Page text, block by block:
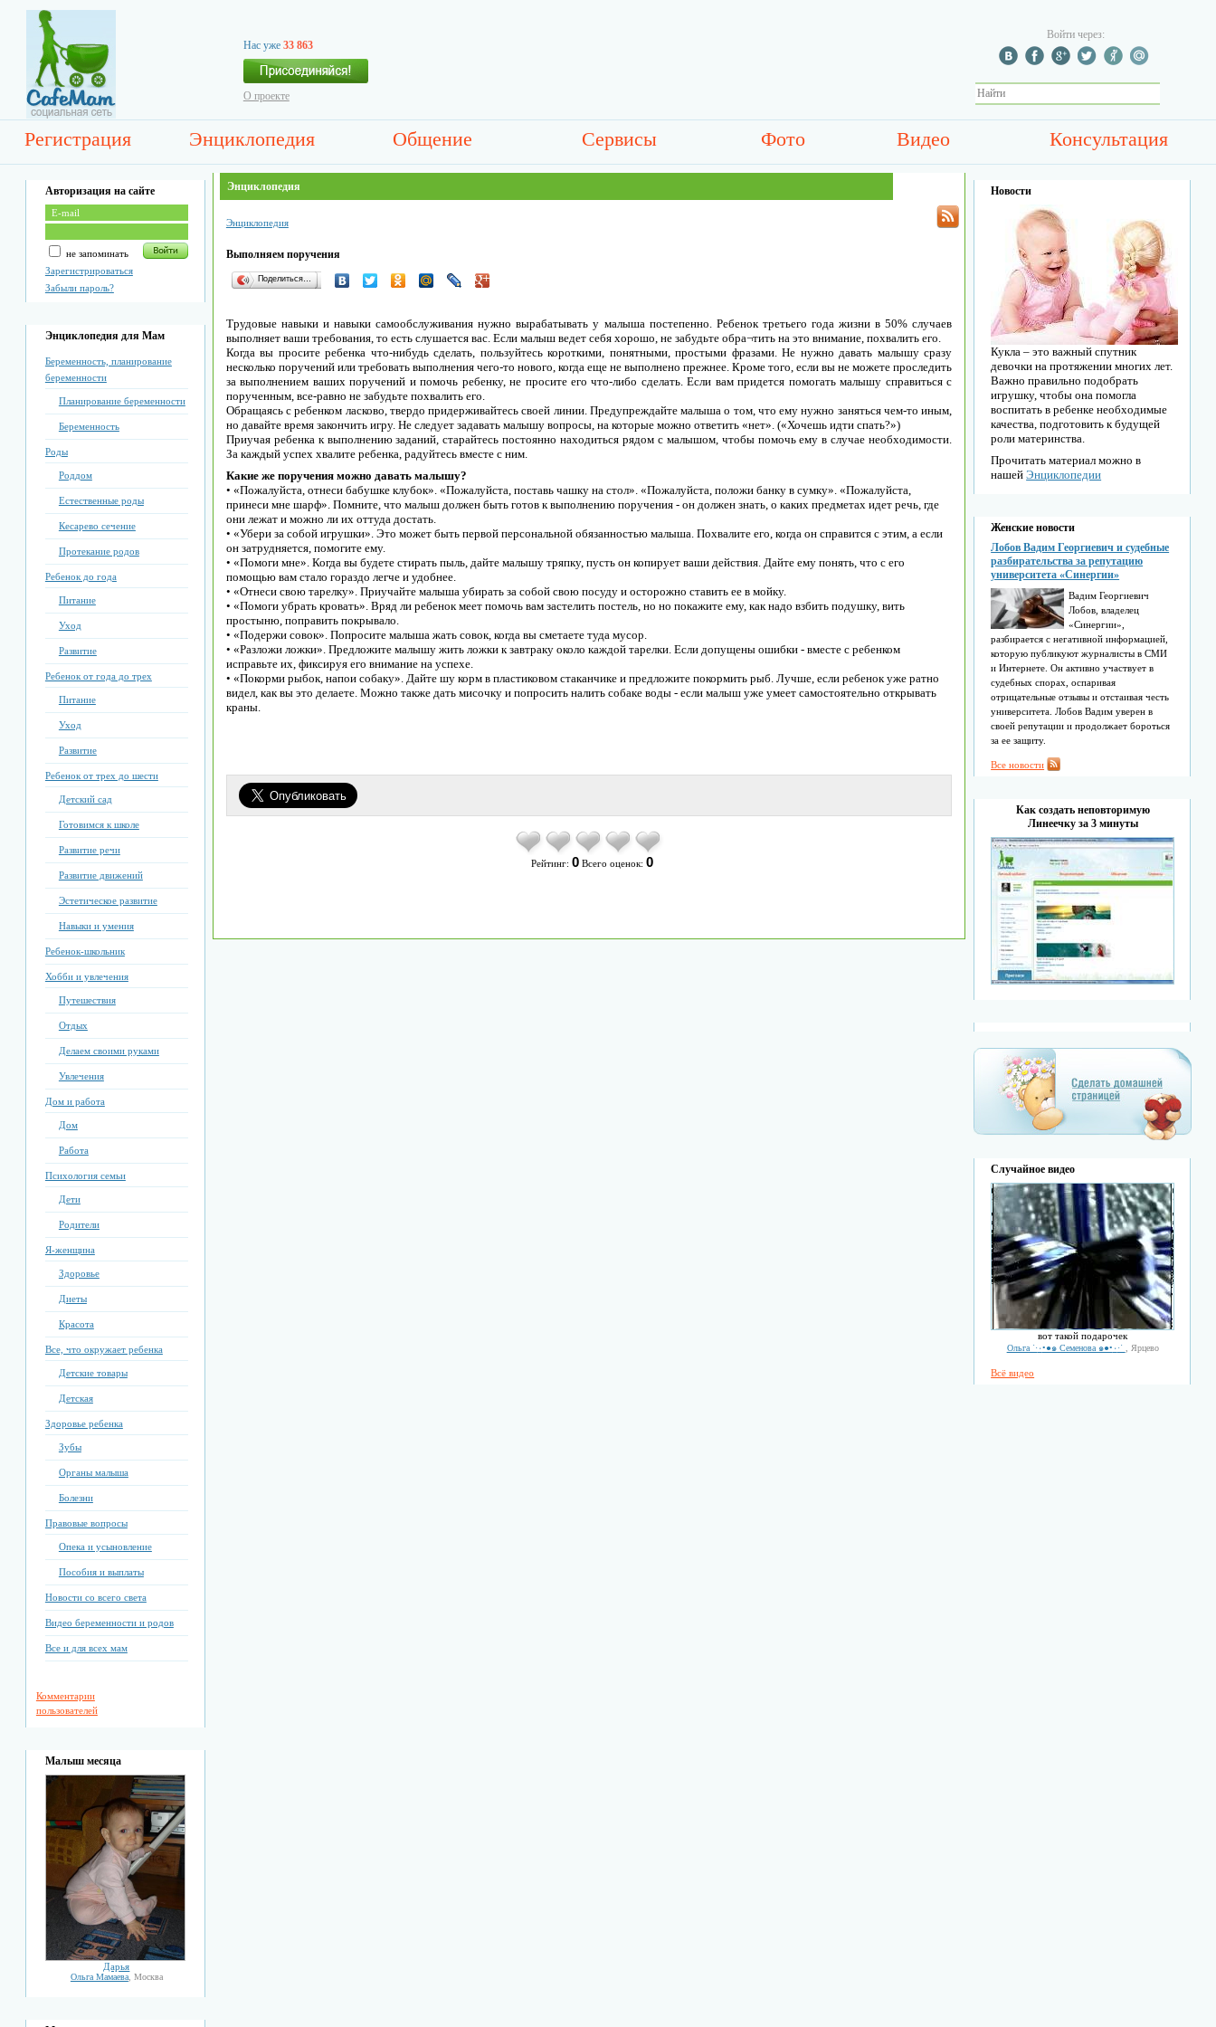
Нас уже 33 863
О проекте
Войти через:
Регистрация Энциклопедия Общение Сервисы Фото Видео Консультация
Авторизация на сайте
не запоминать
Зарегистрироваться
Забыли пароль?
Энциклопедия для Мам
Беременность, планирование
беременности
Планирование беременности
Беременность
Роды
Роддом
Естественные роды
Кесарево сечение
Протекание родов
Ребенок до года
Питание
Уход
Развитие
Ребенок от года до трех
Питание
Уход
Развитие
Ребенок от трех до шести
Детский сад
Готовимся к школе
Развитие речи
Развитие движений
Эстетическое развитие
Навыки и умения
Ребенок-школьник
Хобби и увлечения
Путешествия
Отдых
Делаем своими руками
Увлечения
Дом и работа
Дом
Работа
Психология семьи
Дети
Родители
Я-женщина
Здоровье
Диеты
Красота
Все, что окружает ребенка
Детские товары
Детская
Здоровье ребенка
Зубы
Органы малыша
Болезни
Правовые вопросы
Опека и усыновление
Пособия и выплаты
Новости со всего света
Видео беременности и родов
Все и для всех мам
Комментарии
пользователей
Малыш месяца
Дарья
Ольга Мамаева, Москва
Энциклопедия
Энциклопедия
Выполняем поручения
Поделиться…
Трудовые навыки и навыки самообслуживания нужно вырабатывать у малыша постепенно. Ребенок третьего года жизни в 50% случаев
выполняет ваши требования, то есть слушается вас. Если малыш ведет себя хорошо, не забудьте обра¬тить на это внимание, похвалить его.
Когда вы просите ребенка что-нибудь сделать, пользуйтесь короткими, понятными, простыми фразами. Не нужно давать малышу сразу
несколько поручений или требовать выполнения чего-то нового, когда еще не выполнено прежнее. Кроме того, если вы не можете проследить
за выполнением ваших поручений и помочь ребенку, не просите его что-либо сделать. Если вам придется помогать малышу справиться с
порученным, все-равно не забудьте похвалить его.
Обращаясь с ребенком ласково, твердо придерживайтесь своей линии. Предупреждайте малыша о том, что ему нужно заняться чем-то иным,
но давайте время закончить игру. Не следует задавать малышу вопросы, на которые можно ответить «нет». («Хочешь идти спать?»)
Приучая ребенка к выполнению заданий, старайтесь постоянно находиться рядом с малышом, чтобы помочь ему в случае необходимости.
За каждый успех хвалите ребенка, радуйтесь вместе с ним.
Какие же поручения можно давать малышу?
• «Пожалуйста, отнеси бабушке клубок». «Пожалуйста, поставь чашку на стол». «Пожалуйста, положи банку в сумку». «Пожалуйста,
принеси мне шарф». Помните, что малыш должен быть готов к выполнению поручения - он должен знать, о каких предметах идет речь, где
они лежат и можно ли их оттуда достать.
• «Убери за собой игрушки». Это может быть первой персональной обязанностью малыша. Похвалите его, когда он справится с этим, а если
он затрудняется, помогите ему.
• «Помоги мне». Когда вы будете стирать пыль, дайте малышу тряпку, пусть он копирует ваши действия. Дайте ему понять, что с его
помощью вам стало гораздо легче и удобнее.
• «Отнеси свою тарелку». Приучайте малыша убирать за собой свою посуду и осторожно ставить ее в мойку.
• «Помоги убрать кровать». Вряд ли ребенок меет помочь вам застелить постель, но но покажите ему, как надо взбить подушку, вить
простыню, поправить покрывало.
• «Подержи совок». Попросите малыша жать совок, когда вы сметаете туда мусор.
• «Разложи ложки». Предложите малышу жить ложки к завтраку около каждой тарелки. Если допущены ошибки - вместе с ребенком
исправьте их, фиксируя его внимание на успехе.
• «Покорми рыбок, напои собаку». Дайте шу корм в пластиковом стаканчике и предложите покормить рыб. Лучше, если ребенок уже ратно
видел, как вы это делаете. Можно также дать мисочку и попросить налить собаке воды - если малыш уже умеет самостоятельно открывать
краны.
Рейтинг: 0Всего оценок: 0
Новости
Кукла – это важный спутник
девочки на протяжении многих лет.
Важно правильно подобрать
игрушку, чтобы она помогла
воспитать в ребенке необходимые
качества, подготовить к будущей
роли материнства.
Прочитать материал можно в
нашейЭнциклопедии
Женские новости
Лобов Вадим Георгиевич и судебные
разбирательства за репутацию
университета «Синергии»
Вадим Георгиевич
Лобов, владелец
«Синергии»,
разбирается с негативной информацией,
которую публикуют журналисты в СМИ
и Интернете. Он активно участвует в
судебных спорах, оспаривая
отрицательные отзывы и отстаивая честь
университета. Лобов Вадим уверен в
своей репутации и продолжает бороться
за ее защиту.
Все новости
Как создать неповторимую
Линеечку за 3 минуты
Случайное видео
вот такой подарочек
Ольга ˙·٠•●๑ Семенова ๑●•٠·˙ , Ярцево
Всё видео